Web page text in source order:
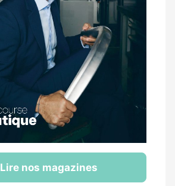
Lire nos magazines